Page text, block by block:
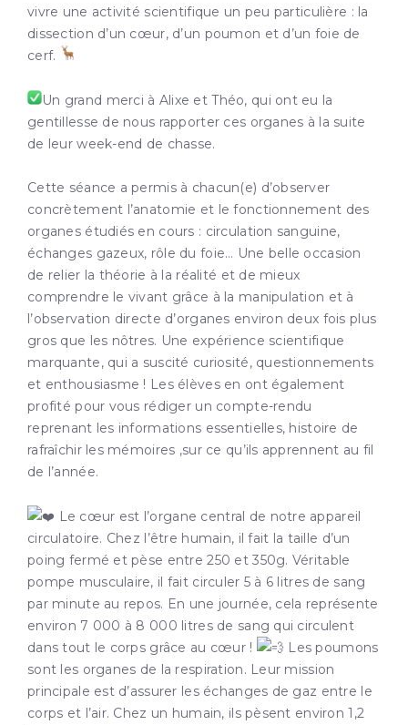
vivre une activité scientifique un peu particulière : la
dissection d’un cœur, d’un poumon et d’un foie de
cerf.
Un grand merci à Alixe et Théo, qui ont eu la
gentillesse de nous rapporter ces organes à la suite
de leur week-end de chasse.
Cette séance a permis à chacun(e) d’observer
concrètement l’anatomie et le fonctionnement des
organes étudiés en cours : circulation sanguine,
échanges gazeux, rôle du foie… Une belle occasion
de relier la théorie à la réalité et de mieux
comprendre le vivant grâce à la manipulation et à
l’observation directe d’organes environ deux fois plus
gros que les nôtres. Une expérience scientifique
marquante, qui a suscité curiosité, questionnements
et enthousiasme ! Les élèves en ont également
profité pour vous rédiger un compte-rendu
reprenant les informations essentielles, histoire de
rafraîchir les mémoires ,sur ce qu’ils apprennent au fil
de l’année.
Le cœur est l’organe central de notre appareil
circulatoire. Chez l’être humain, il fait la taille d’un
poing fermé et pèse entre 250 et 350g. Véritable
pompe musculaire, il fait circuler 5 à 6 litres de sang
par minute au repos. En une journée, cela représente
environ 7 000 à 8 000 litres de sang qui circulent
dans tout le corps grâce au cœur !
Les poumons
sont les organes de la respiration. Leur mission
principale est d’assurer les échanges de gaz entre le
corps et l’air. Chez un humain, ils pèsent environ 1,2